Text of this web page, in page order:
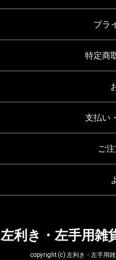
プラ
特定商
支払い
ご
左利き・左手用
copyright (c) 左利き・左手用